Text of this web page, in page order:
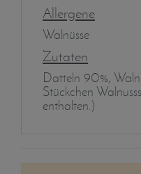
Allergene
Walnüsse
Zutaten
Datteln 90%,
Stückchen
enthalten.)